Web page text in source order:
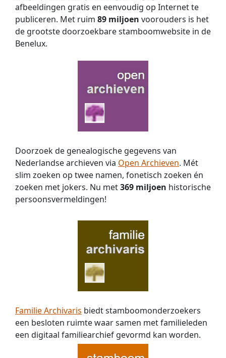
afbeeldingen gratis en eenvoudig op Internet te
publiceren. Met ruim 89 miljoen voorouders is het
de grootste doorzoekbare stamboomwebsite in de
Benelux.
Doorzoek de genealogische gegevens van
Nederlandse archieven via Open Archieven. Mét
slim zoeken op twee namen, fonetisch zoeken én
zoeken met jokers. Nu met369 miljoen historische
persoons­vermeldingen!
Familie Archivaris biedt stamboomonderzoekers
een besloten ruimte waar samen met familieleden
een digitaal familiearchief gevormd kan worden.